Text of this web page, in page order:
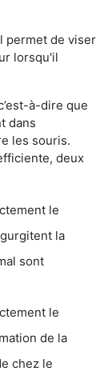
permet de viser
lorsqu'il
à-dire que
dans
les souris.
deux
le
la
sont
le
de la
chez le